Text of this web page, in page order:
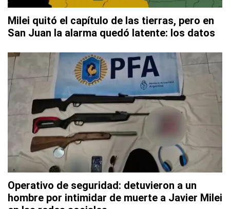
Milei quitó el capítulo de las tierras, pero en
San Juan la alarma quedó latente: los datos
Operativo de seguridad: detuvieron a un
hombre por intimidar de muerte a Javier Milei